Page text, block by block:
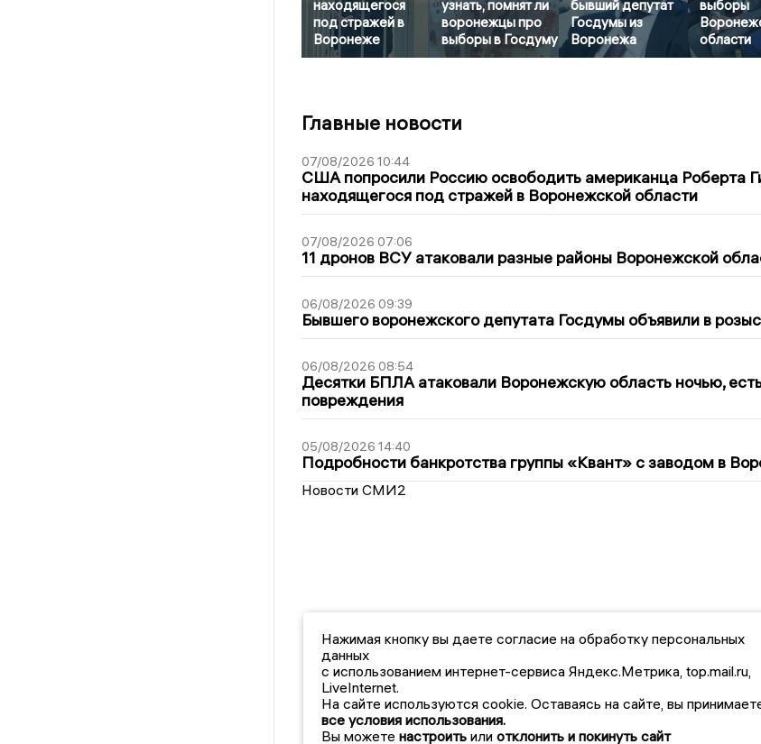
находящегося
под стражей в
Воронеже
узнать, помнят ли
воронежцы про
выборы в Госдуму
бывший депутат
Госдумы из
Воронежа
выборы
области
Главные новости
07/08/2026 10:44
США попросили Россию освободить американца Роберта
находящегося под стражей в Воронежской области
07/08/2026 07:06
11 дронов ВСУ атаковали разные районы Воронежской
06/08/2026 09:39
Бывшего воронежского депутата Госдумы объявили в
06/08/2026 08:54
Десятки БПЛА атаковали Воронежскую область ночью,
повреждения
05/08/2026 14:40
Подробности банкротства группы «Квант» с заводом в
Новости СМИ2
Нажимая кнопку вы даете согласие на обработку персональных
данных
с использованием интернет-сервиса Яндекс.Метрика, top.mail.ru,
LiveInternet.
На сайте используются cookie. Оставаясь на сайте, вы
все условия использования.
Вы можете настроить или отклонить и покинуть сайт